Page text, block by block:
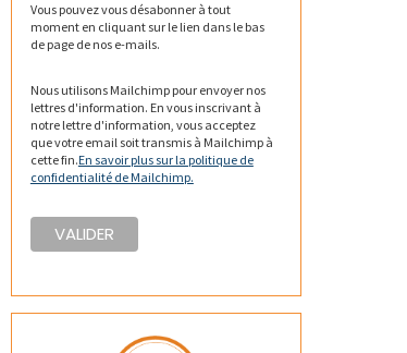
Vous pouvez vous désabonner à tout
moment en cliquant sur le lien dans le bas
de page de nos e-mails.
Nous utilisons Mailchimp pour envoyer nos
lettres d'information. En vous inscrivant à
notre lettre d'information, vous acceptez
que votre email soit transmis à Mailchimp à
cette fin.En savoir plus sur la politique de
confidentialité de Mailchimp.